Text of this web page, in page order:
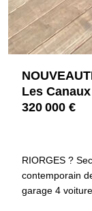
Les
320 000 €
RIORGES ?
contemporain
garage 4